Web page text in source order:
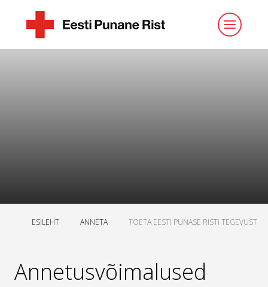
ESILEHT ANNETA TOETA EESTI PUNASE RISTI TEGEVUST
Annetusvõimalused